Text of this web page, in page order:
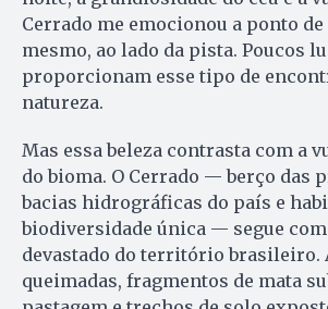
Cerrado me emocionou a ponto
mesmo, ao lado da pista. Poucos
proporcionam esse tipo de
natureza.
Mas essa beleza contrasta com a
do bioma. O Cerrado — berço das
bacias hidrográficas do país e
biodiversidade única — segue
devastado do território brasileiro.
queimadas, fragmentos de mata